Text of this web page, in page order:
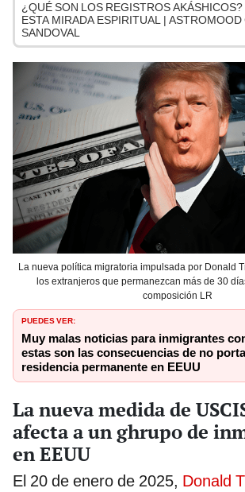
¿QUÉ SON LOS REGISTROS
ESTA MIRADA ESPIRITUAL | ASTROMOOD
SANDOVAL
La nueva política migratoria impulsada por Donald
los extranjeros que permanezcan más de 30
composición LR
PUEDES VER:
Muy malas noticias para inmigrantes
estas son las consecuencias de no
residencia permanente en EEUU
La nueva medida de
afecta a un ghrupo de
en EEUU
El 20 de enero de 2025, Donald